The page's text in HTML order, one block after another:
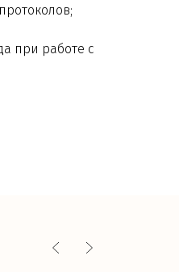
при работе с